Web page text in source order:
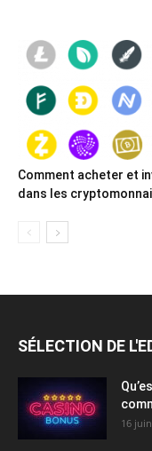
Comment acheter et
dans les
SÉLECTION DE
16